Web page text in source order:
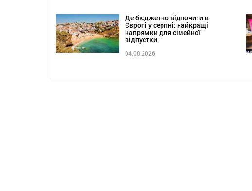
Де бюджетно відпочити в
Європі у серпні: найкращі
напрямки для сімейної
відпустки
04.08.2026